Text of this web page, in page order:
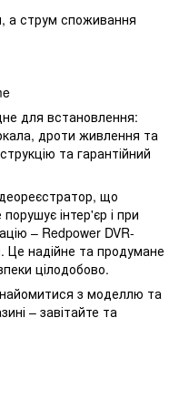
а струм споживання
для встановлення:
дроти живлення та
та гарантійний
що
інтер'єр і при
– Redpower DVR-
Це надійне та продумане
цілодобово.
з моделлю та
– завітайте та